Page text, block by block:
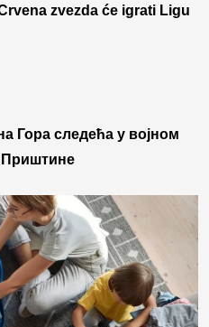
zvezda će igrati Ligu
Гора следећа у војном
Приштине